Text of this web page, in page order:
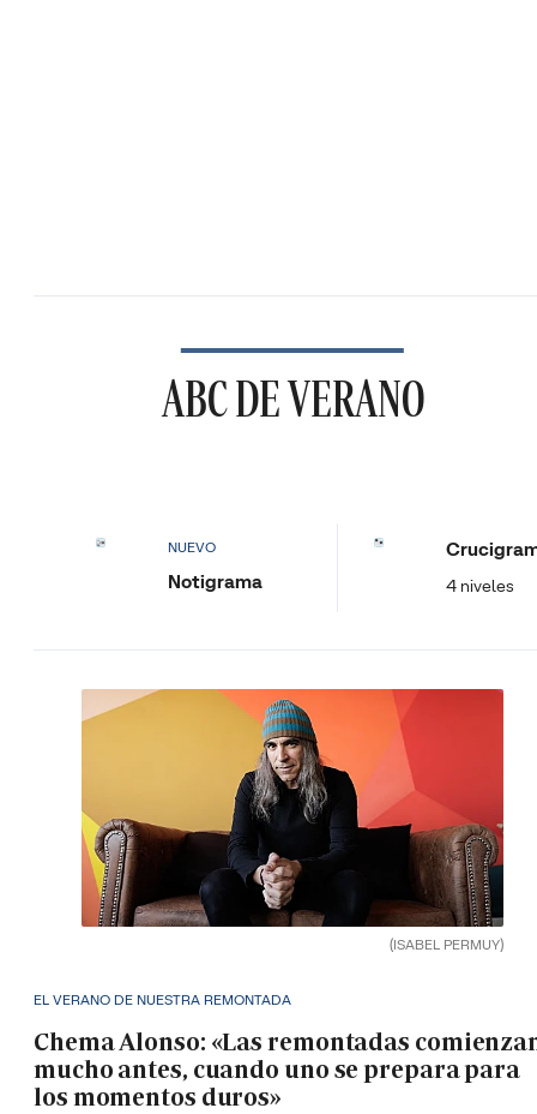
ABC DE VERANO
NUEVO
Notigrama 4 niveles
(ISABEL PERMUY)
EL VERANO DE NUESTRA REMONTADA
Chema Alonso: «Las remontadas
mucho antes, cuando uno se prepara para
los momentos duros»